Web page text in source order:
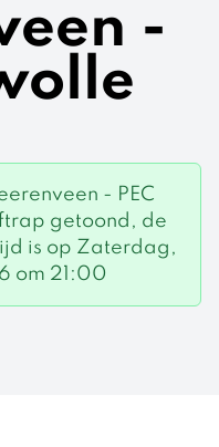
-
- PEC
getoond, de
is op Zaterdag,
om 21:00